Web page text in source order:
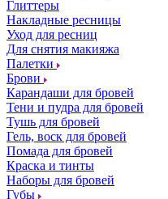
Глиттеры
Накладные ресницы
Уход для ресниц
Для снятия макияжа
Палетки
Брови
Карандаши для бровей
Тени и пудра для бровей
Тушь для бровей
Гель, воск для бровей
Помада для бровей
Краска и тинты
Наборы для бровей
Губы